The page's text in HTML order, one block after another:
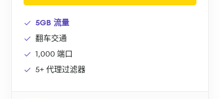
5GB 流量
翻车交通
1,000 端口
5+ 代理过滤器